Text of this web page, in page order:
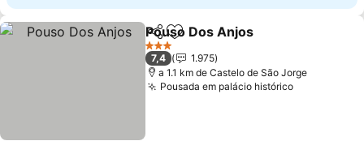
PartilharAdicionar aos favoritos
Pouso Dos Anjos
3 Estrelas
7,4
1.975
a 1.1 km de Castelo de São Jorge
Pousada em palácio histórico